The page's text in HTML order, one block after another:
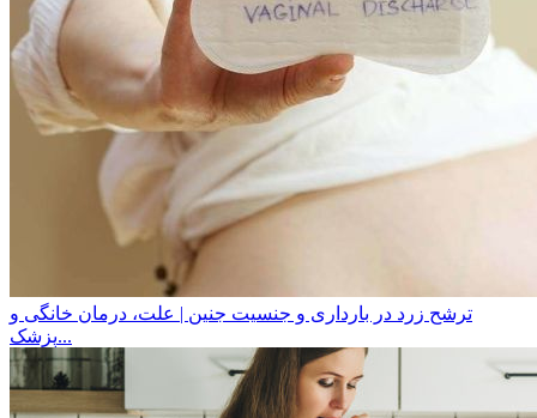
ترشح زرد در بارداری و جنسیت جنین | علت، درمان خانگی و
پزشک...